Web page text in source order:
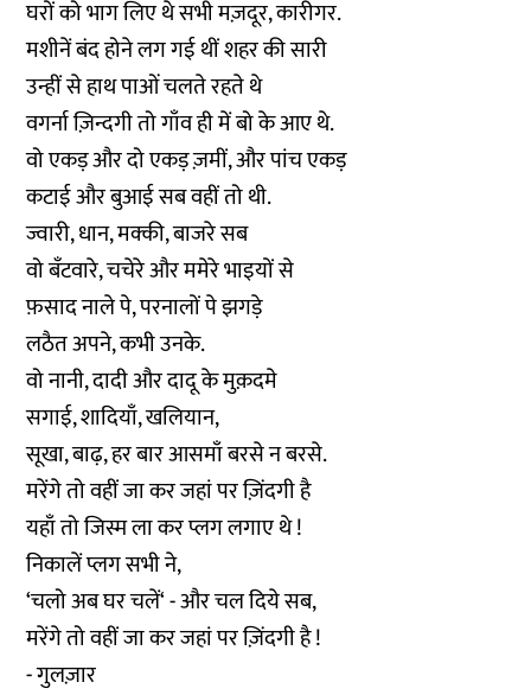
घरों को भाग लिए थे सभी मज़दूर, कारीगर.
मशीनें बंद होने लग गई थीं शहर की सारी
उन्हीं से हाथ पाओं चलते रहते थे
वगर्ना ज़िन्दगी तो गाँव ही में बो के आए थे.
वो एकड़ और दो एकड़ ज़मीं, और पांच एकड़
कटाई और बुआई सब वहीं तो थी.
ज्वारी, धान, मक्की, बाजरे सब
वो बँटवारे, चचेरे और ममेरे भाइयों से
फ़साद नाले पे, परनालों पे झगड़े
लठैत अपने, कभी उनके.
वो नानी, दादी और दादू के मुक़दमे
सगाई, शादियाँ, खलियान,
सूखा, बाढ़, हर बार आसमाँ बरसे न बरसे.
मरेंगे तो वहीं जा कर जहां पर ज़िंदगी है
यहाँ तो जिस्म ला कर प्लग लगाए थे !
निकालें प्लग सभी ने,
‘चलो अब घर चलें‘ - और चल दिये सब,
मरेंगे तो वहीं जा कर जहां पर ज़िंदगी है !
- गुलज़ार